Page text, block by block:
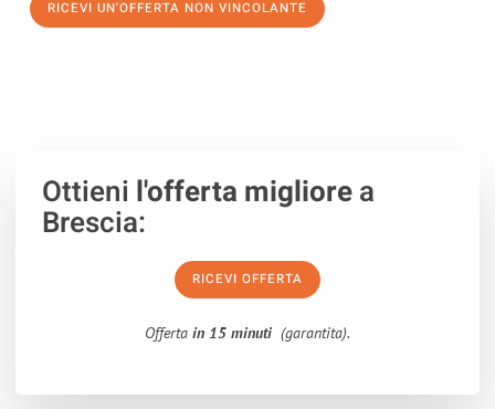
RICEVI UN'OFFERTA NON VINCOLANTE
Ottieni l'offerta migliorea
Brescia:
RICEVI OFFERTA
Offerta in 15 minuti (garantita).